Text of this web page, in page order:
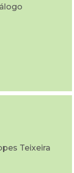
Teixeira